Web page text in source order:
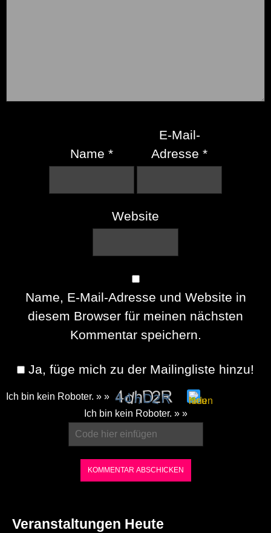
Name *
E-Mail-
Adresse*
Website
Name, E-Mail-Adresse und Website in
diesem Browser für meinen nächsten
Kommentar speichern.
Ja, füge mich zu der Mailingliste hinzu!
Ich bin kein Roboter. » »
the
Ich bin kein Roboter. » »
Veranstaltungen Heute